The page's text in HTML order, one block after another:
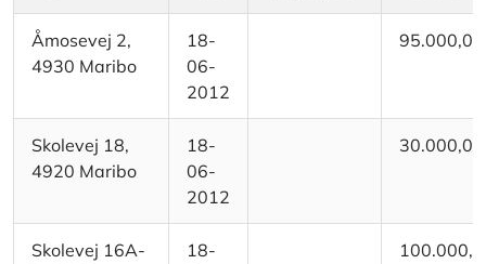
Åmosevej 2,
4930 Maribo
18-
06-
2012
95.000,00
Skolevej 18,
4920 Maribo
18-
06-
2012
30.000,00
Skolevej 16A-
18-